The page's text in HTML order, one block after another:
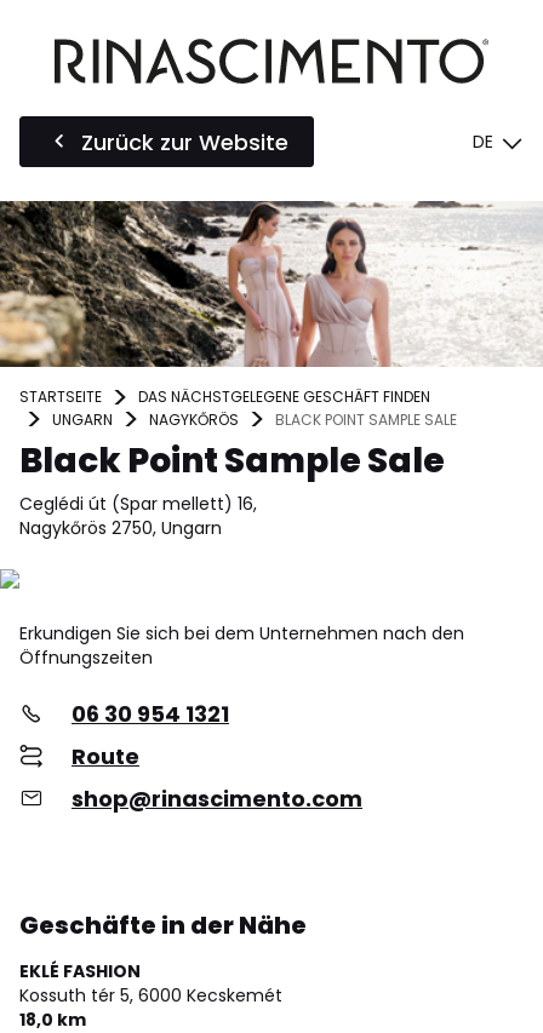
Zurück zur Website DE
STARTSEITE
DAS NÄCHSTGELEGENE GESCHÄFT FINDEN
UNGARN
NAGYKŐRÖS BLACK POINT SAMPLE SALE
Black Point Sample Sale
Ceglédi út (Spar mellett) 16,
Nagykőrös 2750, Ungarn
Erkundigen Sie sich bei dem Unternehmen nach den
Öffnungszeiten
06 30 954 1321
Route
shop@rinascimento.com
Geschäfte in der Nähe
EKLÉ FASHION
Kossuth tér 5, 6000 Kecskemét
18,0 km